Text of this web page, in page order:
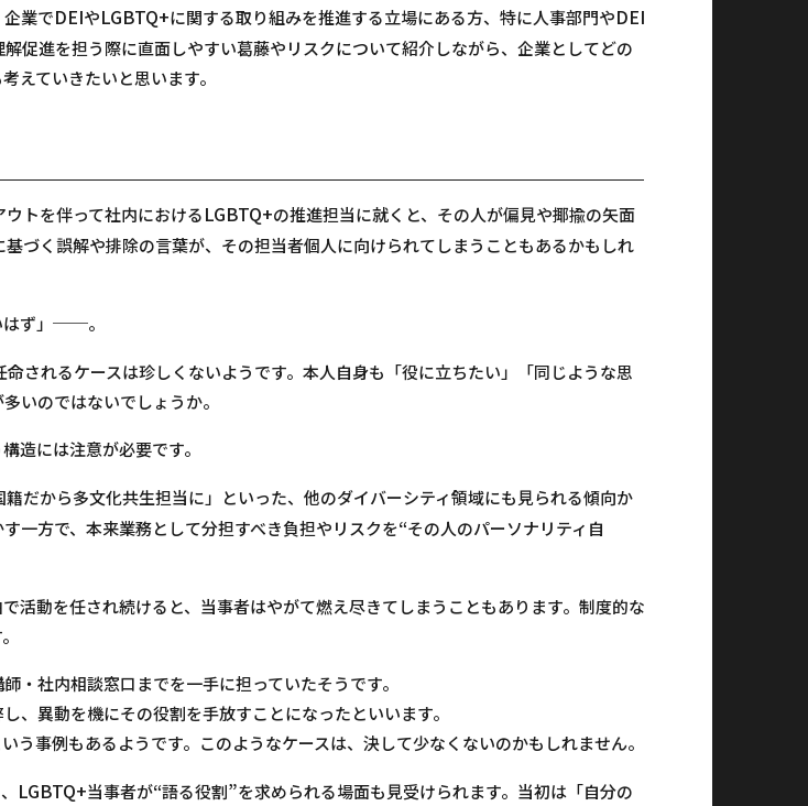
業でDEIやLGBTQ+に関する取り組みを推進する立場にある方、特に人事部門やDEI
促進を担う際に直面しやすい葛藤やリスクについて紹介しながら、企業としてどの
えていきたいと思います。
トを伴って社内におけるLGBTQ+の推進担当に就くと、その人が偏見や揶揄の矢面
基づく誤解や排除の言葉が、その担当者個人に向けられてしまうこともあるかもしれ
ず」 ──。
されるケースは珍しくないようです。本人自身も「役に立ちたい」「同じような思
いのではないでしょうか。
造には注意が必要です。
だから多文化共生担当に」といった、他のダイバーシティ領域にも見られる傾向か
一方で、本来業務として分担すべき負担やリスクを“その人のパーソナリティ自
活動を任され続けると、当事者はやがて燃え尽きてしまうこともあります。制度的な
・社内相談窓口までを一手に担っていたそうです。
、異動を機にその役割を手放すことになったといいます。
事例もあるようです。このようなケースは、決して少なくないのかもしれません。
LGBTQ+当事者が“語る役割”を求められる場面も見受けられます。当初は「自分の